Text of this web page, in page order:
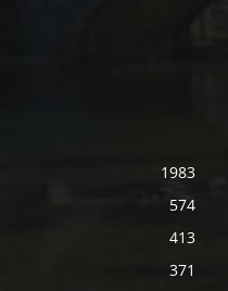
1983
574
413
371